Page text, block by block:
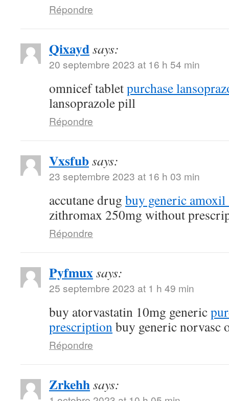
Répondre
Qixaydsays:
20 septembre 2023 at 16 h 54 min
omnicef tabletpurchase
lansoprazole pill
Répondre
Vxsfubsays:
23 septembre 2023 at 16 h 03 min
accutane drug buy generic
zithromax 250mg without
Répondre
Pyfmuxsays:
25 septembre 2023 at 1 h 49 min
buy atorvastatin 10mg generic
prescriptionbuy generic norvasc
Répondre
Zrkehhsays: